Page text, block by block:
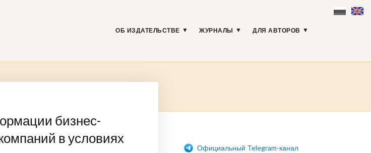
ОБ ИЗДАТЕЛЬСТВЕ ЖУРНАЛЫ ДЛЯ АВТОРОВ
бизнес-
в условиях
Официальный Telegram-канал